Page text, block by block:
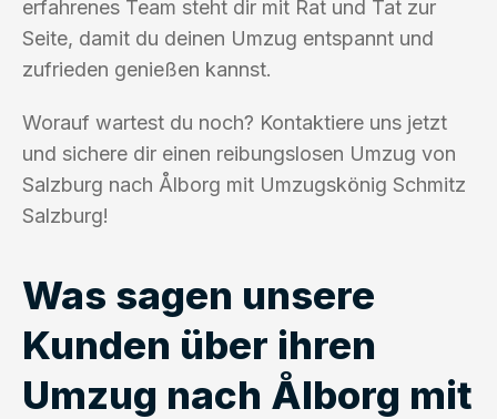
erfahrenes Team steht dir mit Rat und Tat zur
Seite, damit du deinen Umzug entspannt und
zufrieden genießen kannst.
Worauf wartest du noch? Kontaktiere uns jetzt
und sichere dir einen reibungslosen Umzug von
Salzburg nach Ålborg mit Umzugskönig Schmitz
Salzburg!
Was sagen unsere
Kunden über ihren
Umzug nach Ålborg mit